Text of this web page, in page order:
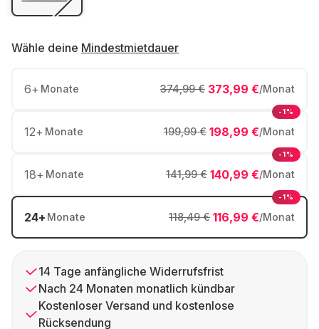
Wähle deine Mindestmietdauer
6+ Monate 373,99 €/Monat
374,99 €
12+ Monate 198,99 €/Monat
199,99 €
-1%
18+ Monate 140,99 €/Monat
141,99 €
-1%
24+ Monate 116,99 €/Monat
118,49 €
-1%
14 Tage anfängliche Widerrufsfrist
Nach 24 Monaten monatlich kündbar
Kostenloser Versand und kostenlose
Rücksendung